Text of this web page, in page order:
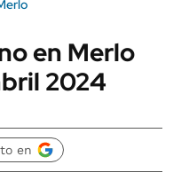
en Merlo
2024
en